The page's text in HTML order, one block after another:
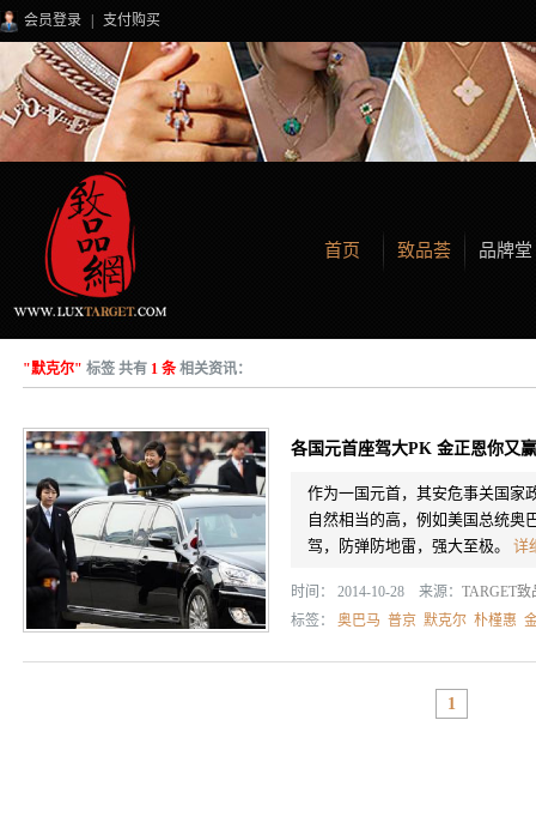
会员登录 支付购买
首页 致品荟 品牌堂
"默克尔" 标签 共有 1 条相关资讯：
各国元首座驾大PK 金正恩你又
作为一国元首，其安危事关国家
自然相当的高，例如美国总统奥
驾，防弹防地雷，强大至极。 详
时间： 2014-10-28 来源： TARGET致
标签： 奥巴马 普京 默克尔 朴槿惠
1